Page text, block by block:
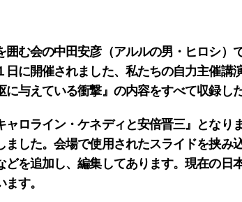
囲む会の中田安彦（アルルの男・ヒロシ）
日に開催されました、私たちの自力主催講
に与えている衝撃』 の内容をすべて収録し
ャロライン・ケネディと安倍晋三』 となり
ました。会場で使用されたスライドを挟
どを追加し、編集してあります。現在の日
す。